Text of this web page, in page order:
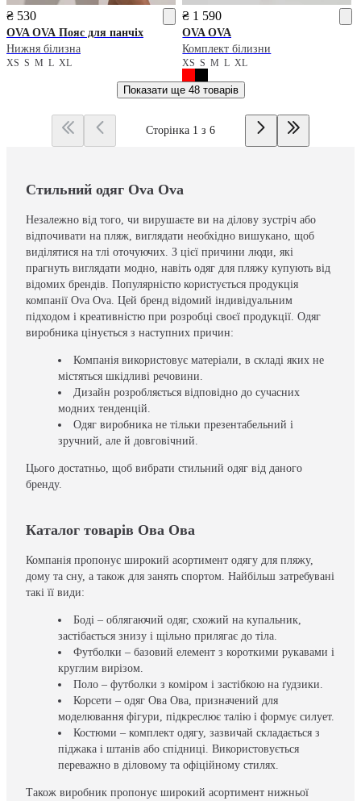
₴ 530
OVA OVA Пояс для панчіх
Нижня білизна
XS S M L XL
₴ 1 590
OVA OVA
Комплект білизни
XSSMLXL
Показати ще 48 товарів
Сторінка 1 з 6
Стильний одяг Ova Ova
Незалежно від того, чи вирушаєте ви на ділову зустріч або
відпочивати на пляж, виглядати необхідно вишукано, щоб
виділятися на тлі оточуючих. З цієї причини люди, які
прагнуть виглядати модно, навіть одяг для пляжу купують від
відомих брендів. Популярністю користується продукція
компанії Ova Ova. Цей бренд відомий індивідуальним
підходом і креативністю при розробці своєї продукції. Одяг
виробника цінується з наступних причин:
Компанія використовує матеріали, в складі яких не
містяться шкідливі речовини.
Дизайн розробляється відповідно до сучасних
модних тенденцій.
Одяг виробника не тільки презентабельний і
зручний, але й довговічний.
Цього достатньо, щоб вибрати стильний одяг від даного
бренду.
Каталог товарів Ова Ова
Компанія пропонує широкий асортимент одягу для пляжу,
дому та сну, а також для занять спортом. Найбільш затребувані
такі її види:
Боді – облягаючий одяг, схожий на купальник,
застібається знизу і щільно прилягає до тіла.
Футболки – базовий елемент з короткими рукавами і
круглим вирізом.
Поло – футболки з коміром і застібкою на ґудзики.
Корсети – одяг Ова Ова, призначений для
моделювання фігури, підкреслює талію і формує силует.
Костюми – комплект одягу, зазвичай складається з
піджака і штанів або спідниці. Використовується
переважно в діловому та офіційному стилях.
Також виробник пропонує широкий асортимент нижньої